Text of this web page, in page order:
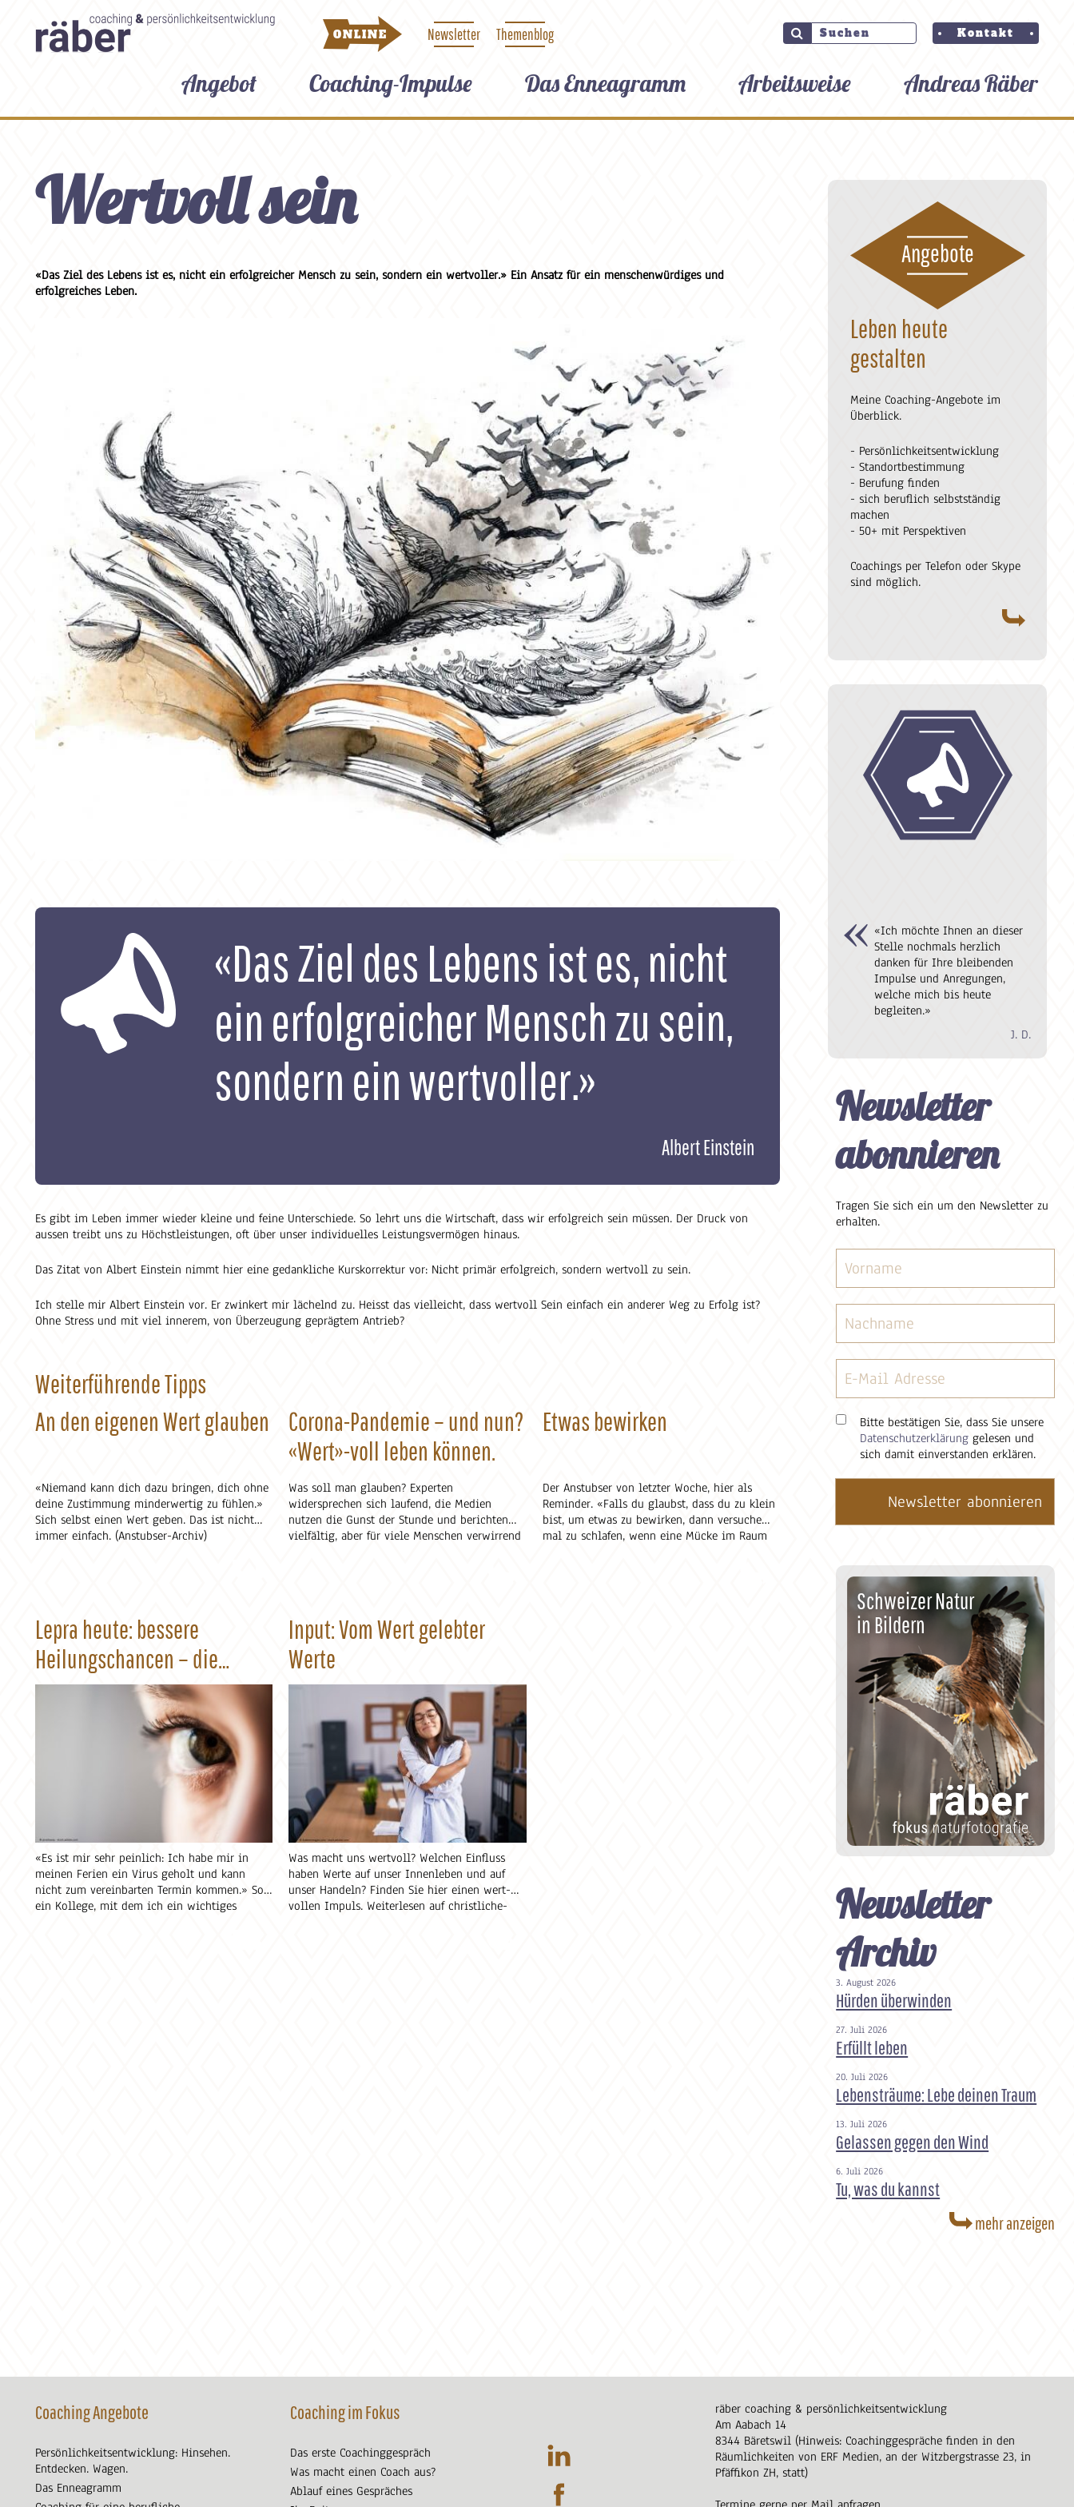
ONLINE Newsletter Themenblog Kontakt
Angebot Coaching-Impulse Das Enneagramm Arbeitsweise Andreas Räber
Wertvoll sein
«Das Ziel des Lebens ist es, nicht ein erfolgreicher Mensch zu sein, sondern ein wertvoller.» Ein Ansatz für ein menschenwürdiges und
erfolgreiches Leben.
«Das Ziel des Lebens ist es, nicht
ein erfolgreicher Mensch zu sein,
sondern ein wertvoller.»
Albert Einstein
Es gibt im Leben immer wieder kleine und feine Unterschiede. So lehrt uns die Wirtschaft, dass wir erfolgreich sein müssen. Der Druck von
aussen treibt uns zu Höchstleistungen, oft über unser individuelles Leistungsvermögen hinaus.
Das Zitat von Albert Einstein nimmt hier eine gedankliche Kurskorrektur vor: Nicht primär erfolgreich, sondern wertvoll zu sein.
Ich stelle mir Albert Einstein vor. Er zwinkert mir lächelnd zu. Heisst das vielleicht, dass wertvoll Sein einfach ein anderer Weg zu Erfolg ist?
Ohne Stress und mit viel innerem, von Überzeugung geprägtem Antrieb?
Weiterführende Tipps
An den eigenen Wert glauben
«Niemand kann dich dazu bringen, dich ohne
deine Zustimmung minderwertig zu fühlen.»
Sich selbst einen Wert geben. Das ist nicht
immer einfach. (Anstubser-Archiv)
Corona-Pandemie – und nun?
«Wert»-voll leben können.
Was soll man glauben? Experten
widersprechen sich laufend, die Medien
nutzen die Gunst der Stunde und berichten
vielfältig, aber für viele Menschen verwirrend
können. (Christliche-Lebensberatung.ch)
Etwas bewirken
Der Anstubser von letzter Woche, hier als
Reminder. «Falls du glaubst, dass du zu klein
bist, um etwas zu bewirken, dann versuche
mal zu schlafen, wenn eine Mücke im Raum
Lepra heute: bessere
Heilungschancen – die
Scham bleibt.
«Es ist mir sehr peinlich: Ich habe mir in
meinen Ferien ein Virus geholt und kann
nicht zum vereinbarten Termin kommen.» So
ein Kollege, mit dem ich ein wichtiges
Input: Vom Wert gelebter
Werte
Was macht uns wertvoll? Welchen Einfluss
haben Werte auf unser Innenleben und auf
unser Handeln? Finden Sie hier einen wert-
vollen Impuls. Weiterlesen auf christliche-
Angebote
Leben heute
gestalten
Meine Coaching-Angebote im
Überblick.
- Persönlichkeitsentwicklung
- Standortbestimmung
- Berufung finden
- sich beruflich selbstständig
machen
- 50+ mit Perspektiven
Coachings per Telefon oder Skype
sind möglich.
«Ich möchte Ihnen an dieser
Stelle nochmals herzlich
danken für Ihre bleibenden
Impulse und Anregungen,
welche mich bis heute
begleiten.»
J. D.
Newsletter
abonnieren
Tragen Sie sich ein um den Newsletter zu
erhalten.
Bitte bestätigen Sie, dass Sie unsere
Datenschutzerklärung gelesen und
sich damit einverstanden erklären.
Schweizer Natur
in Bildern
Newsletter
Archiv
3. August 2026
Hürden überwinden
27. Juli 2026
Erfüllt leben
20. Juli 2026
Lebensträume: Lebe deinen Traum
13. Juli 2026
Gelassen gegen den Wind
6. Juli 2026
Tu, was du kannst
mehr anzeigen
Coaching Angebote
Persönlichkeitsentwicklung: Hinsehen.
Entdecken. Wagen.
Das Enneagramm
Coaching im Fokus
Das erste Coachinggespräch
Was macht einen Coach aus?
Ablauf eines Gespräches
räber coaching & persönlichkeitsentwicklung
Am Aabach 14
8344 Bäretswil (Hinweis: Coachinggespräche finden in den
Räumlichkeiten von ERF Medien, an der Witzbergstrasse 23, in
Pfäffikon ZH, statt)